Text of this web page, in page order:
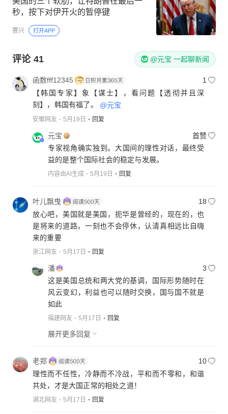
秒，按下对伊开火的暂停键
曹兴 打开APP
评论 41 @元宝 一起聊新闻
函数fff12345
1
【韩国专家】象【谋士】，看问题【透彻并且深
刻】，韩国有福了。 @元宝
安徽网友 5月19日 回复
元宝
首赞
专家视角确实独到。大国间的理性对话，最终受
益的是整个国际社会的稳定与发展。
内容由AI生成 5月19日 回复
叶儿飘曳
18
放心吧，美国就是美国，扼华是曾经的，现在的，也
是将来的道路，一刻也不会停休，认清真相远比自嗨
来的重要
浙江网友 5月17日 回复
潘
3
这是美国总统和两大党的基调，国际形势随时在
风云变幻，利益也可以随时交换，国与国不就是
如此
福建网友 5月17日 回复
展开更多回复
老郑
10
理性而不任性，冷静而不冷战，平和而不零和，和谐
共处，才是大国正常的相处之道！
湖北网友 5月17日 回复